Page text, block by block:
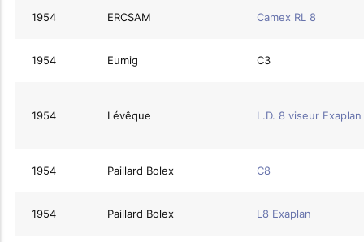
1954 ERCSAM Camex RL 8
1954 Eumig C3
1954 Lévêque L.D. 8 viseur Exaplan
1954 Paillard Bolex C8
1954 Paillard Bolex L8 Exaplan